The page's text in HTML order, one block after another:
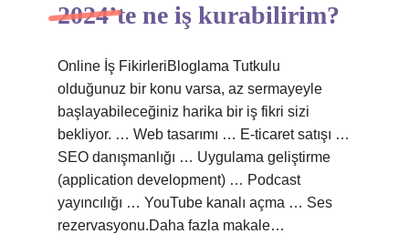
2024’te ne iş kurabilirim?
Online İş FikirleriBloglama Tutkulu
olduğunuz bir konu varsa, az sermayeyle
başlayabileceğiniz harika bir iş fikri sizi
bekliyor. … Web tasarımı … E-ticaret satışı …
SEO danışmanlığı … Uygulama geliştirme
(application development) … Podcast
yayıncılığı … YouTube kanalı açma … Ses
rezervasyonu.Daha fazla makale…